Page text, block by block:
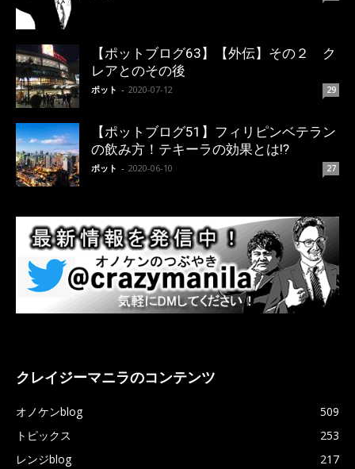
【ポットブログ63】【外伝】その２ ク
レアとのその後
ポット - 2020-07-12 29
【ポットブログ51】フィリピンベテラン
の飲み方！テキーラの効果とは!?
ポット - 2020-06-10 27
クレイジーマニラのコンテンツ
オノケンblog
509
トピックス
253
レンジblog
217